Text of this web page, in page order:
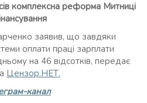
комплексна реформа Митниці
заявив, що завдяки
оплати праці зарплати
на 46 відсотків, передає
Цензор.НЕТ.
канал